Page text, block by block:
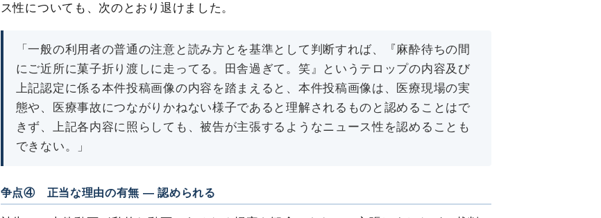
ス性についても、次のとおり退けました。
「一般の利用者の普通の注意と読み方とを基準として判断すれば、『麻酔待ちの間
にご近所に菓子折り渡しに走ってる。田舎過ぎて。笑』というテロップの内容及び
上記認定に係る本件投稿画像の内容を踏まえると、本件投稿画像は、医療現場の実
態や、医療事故につながりかねない様子であると理解されるものと認めることはで
きず、上記各内容に照らしても、被告が主張するようなニュース性を認めることも
できない。」
争点④ 正当な理由の有無 ― 認められる